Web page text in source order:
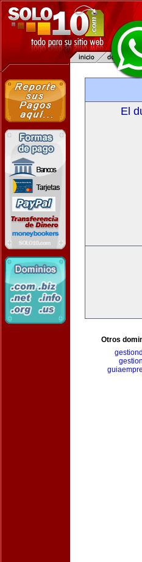
El
Otros